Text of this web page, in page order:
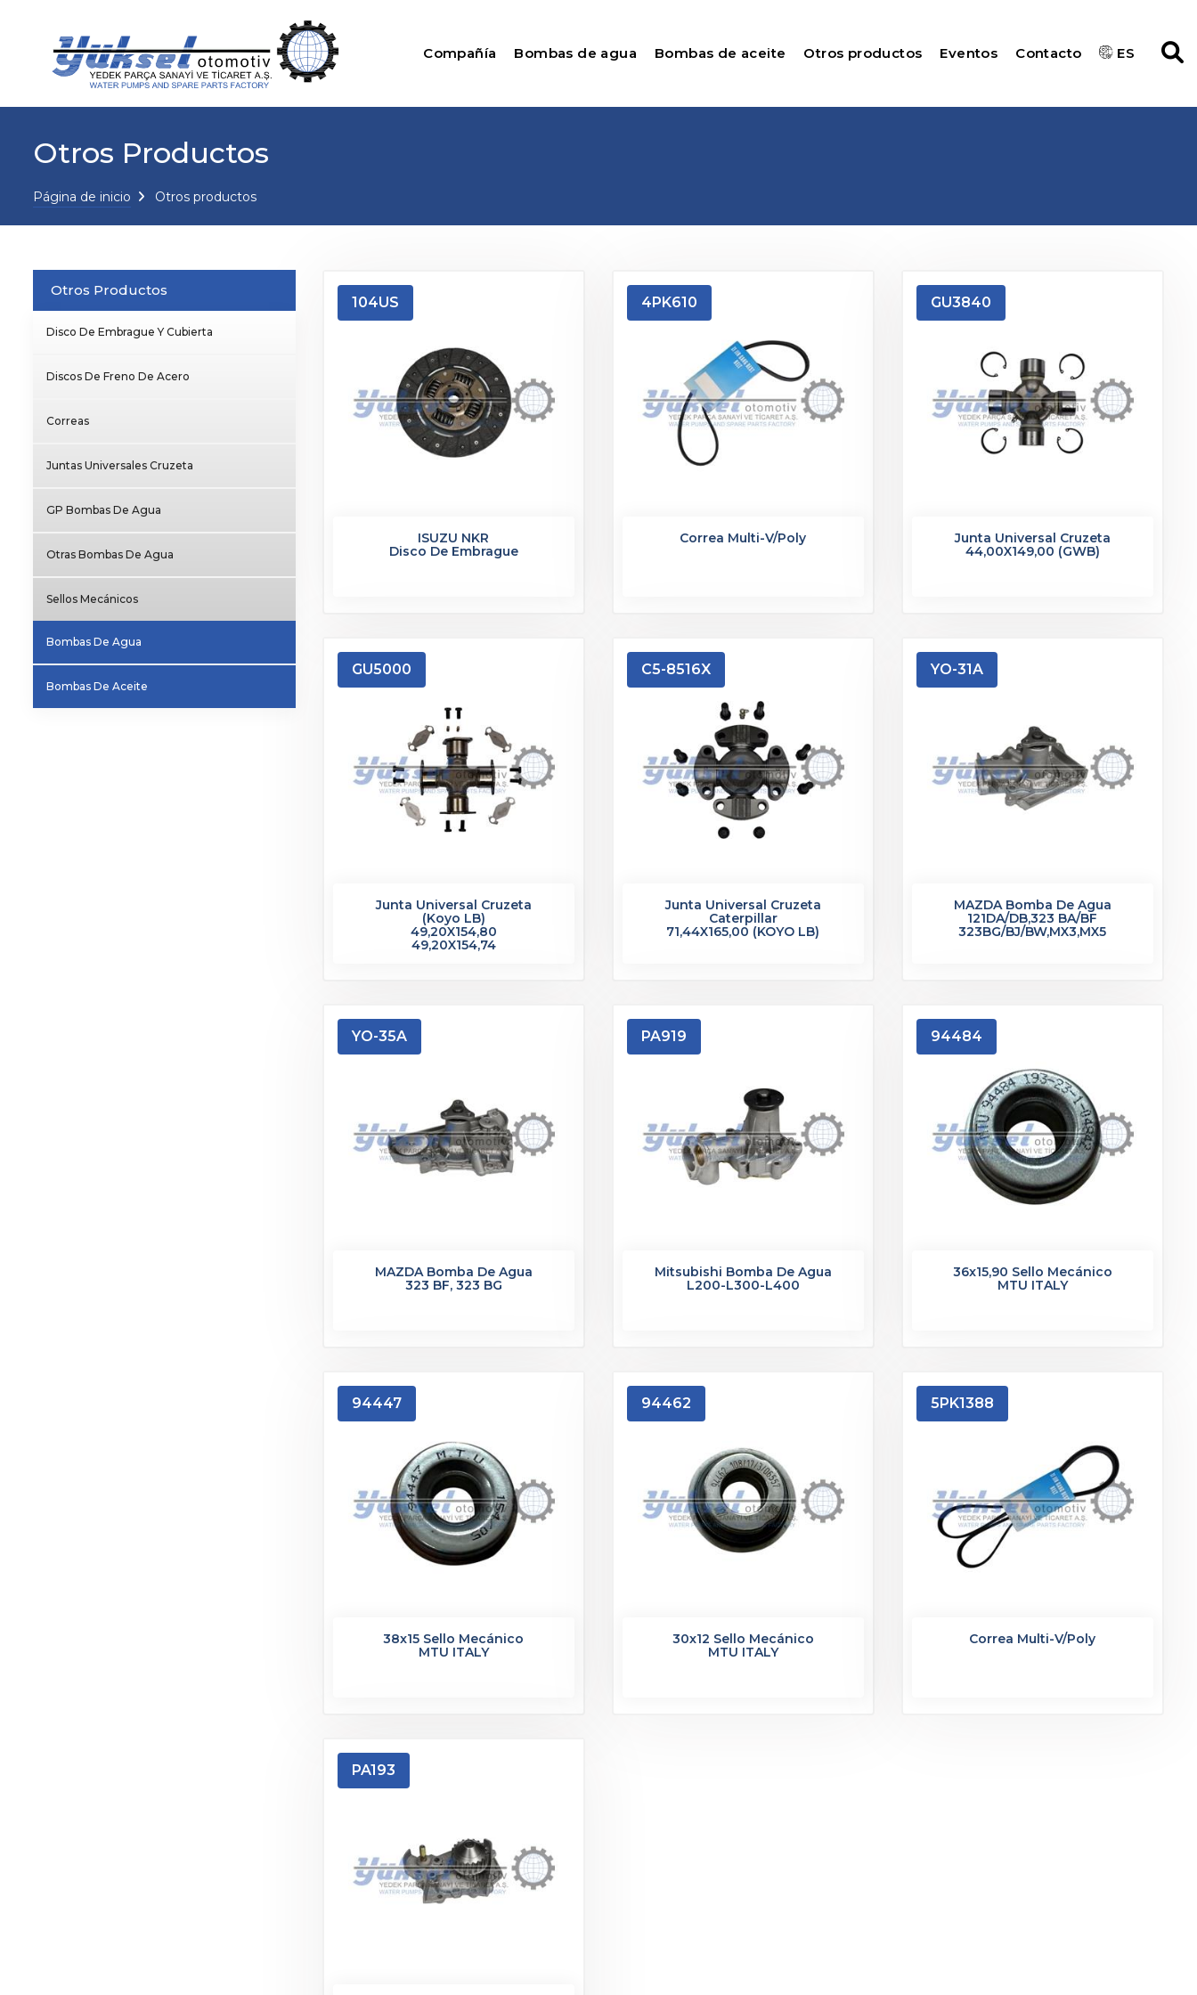
Compañía Bombas de agua Bombas de aceite Otros productos Eventos Contacto ES
Otros Productos
Página de inicio Otros productos
Otros Productos
Disco De Embrague Y Cubierta
Discos De Freno De Acero
Correas
Juntas Universales Cruzeta
GP Bombas De Agua
Otras Bombas De Agua
Sellos Mecánicos
Bombas De Agua
Bombas De Aceite
ISUZU NKR
Disco De Embrague
104US
Correa Multi-V/Poly
4PK610
Junta Universal Cruzeta
44,00X149,00 (GWB)
GU3840
Junta Universal Cruzeta
(Koyo LB)
49,20X154,80
49,20X154,74
GU5000
Junta Universal Cruzeta
Caterpillar
71,44X165,00 (KOYO LB)
C5-8516X
MAZDA Bomba De Agua
121DA/DB,323 BA/BF
323BG/BJ/BW,MX3,MX5
YO-31A
MAZDA Bomba De Agua
323 BF, 323 BG
YO-35A
Mitsubishi Bomba De Agua
L200-L300-L400
PA919
36x15,90 Sello Mecánico
MTU ITALY
94484
38x15 Sello Mecánico
MTU ITALY
94447
30x12 Sello Mecánico
MTU ITALY
94462
Correa Multi-V/Poly
5PK1388
PA193